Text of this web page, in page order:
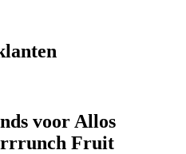
voor Allos
Fruit